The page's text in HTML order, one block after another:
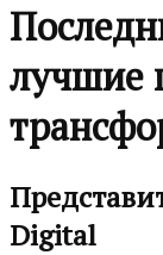
лучшие
Digital